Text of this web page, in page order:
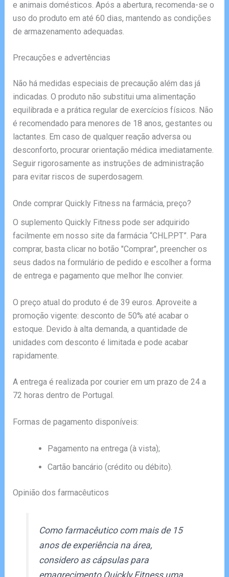
e animais domésticos. Após a abertura, recomenda-se o
uso do produto em até 60 dias, mantendo as condições
de armazenamento adequadas.
Precauções e advertências
Não há medidas especiais de precaução além das já
indicadas. O produto não substitui uma alimentação
equilibrada e a prática regular de exercícios físicos. Não
é recomendado para menores de 18 anos, gestantes ou
lactantes. Em caso de qualquer reação adversa ou
desconforto, procurar orientação médica imediatamente.
Seguir rigorosamente as instruções de administração
para evitar riscos de superdosagem.
Onde comprar Quickly Fitness na farmácia, preço?
O suplemento Quickly Fitness pode ser adquirido
facilmente em nosso site da farmácia “CHLP.PT”. Para
comprar, basta clicar no botão "Comprar", preencher os
seus dados na formulário de pedido e escolher a forma
de entrega e pagamento que melhor lhe convier.
O preço atual do produto é de 39 euros. Aproveite a
promoção vigente: desconto de 50% até acabar o
estoque. Devido à alta demanda, a quantidade de
unidades com desconto é limitada e pode acabar
rapidamente.
A entrega é realizada por courier em um prazo de 24 a
72 horas dentro de Portugal.
Formas de pagamento disponíveis:
Pagamento na entrega (à vista);
Cartão bancário (crédito ou débito).
Opinião dos farmacêuticos
Como farmacêutico com mais de 15
anos de experiência na área,
considero as cápsulas para
emagrecimento Quickly Fitness uma